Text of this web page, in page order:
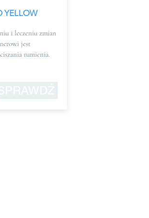
YELLOW
i leczeniu zmian
jest
rumienia.